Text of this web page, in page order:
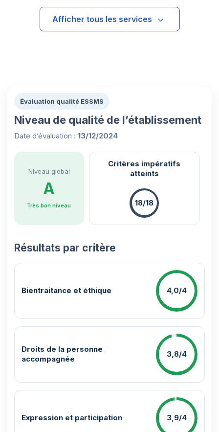
Afficher tous les services
Évaluation qualité ESSMS
Niveau de qualité de l’établissement
Date d’évaluation : 13/12/2024
Niveau global
A
Très bon niveau
Critères impératifs
atteints
18/18
Résultats par critère
Bientraitance et éthique 4,0/4
Droits de la personne
accompagnée
3,8/4
Expression et participation 3,9/4